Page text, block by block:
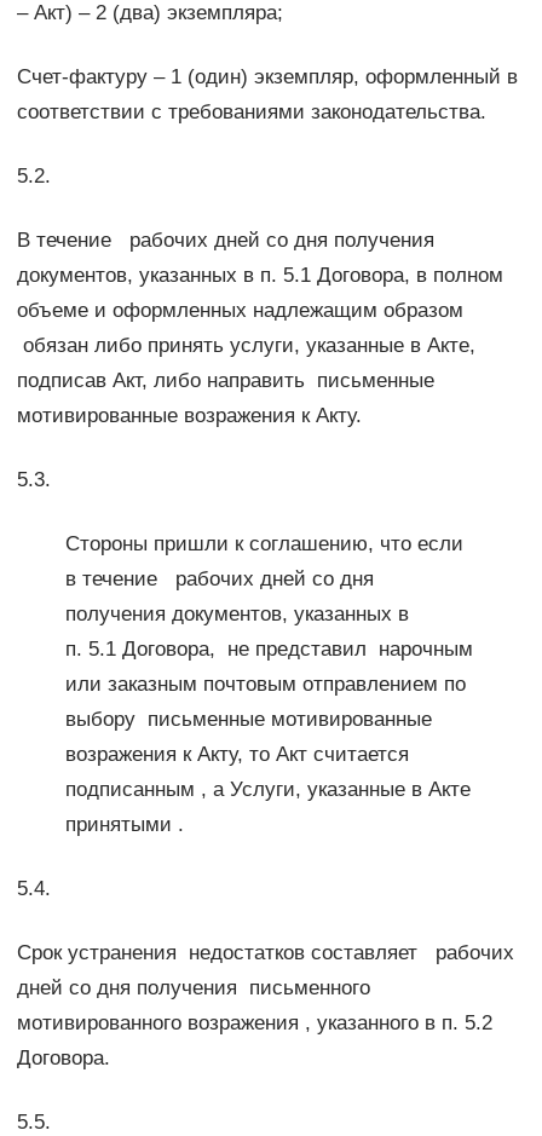
– Акт) – 2 (два) экземпляра;
Счет-фактуру – 1 (один) экземпляр, оформленный в
соответствии с требованиями законодательства.
5.2.
В течение рабочих дней со дня получения
документов, указанных в п. 5.1 Договора, в полном
объеме и оформленных надлежащим образом
обязан либо принять услуги, указанные в Акте,
подписав Акт, либо направить письменные
мотивированные возражения к Акту.
5.3.
Стороны пришли к соглашению, что если
в течение рабочих дней со дня
получения документов, указанных в
п. 5.1 Договора, не представил нарочным
или заказным почтовым отправлением по
выбору письменные мотивированные
возражения к Акту, то Акт считается
подписанным , а Услуги, указанные в Акте
принятыми .
5.4.
Срок устранения недостатков составляет рабочих
дней со дня получения письменного
мотивированного возражения , указанного в п. 5.2
Договора.
5.5.